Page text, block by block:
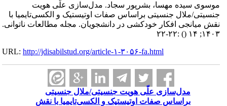
موسوی سیده مهسا، بشرپور سجاد. مدل‌سازی علّی هویت
جنسیتی/ملال جنسیتی براساس صفات اوتیستیک و الکسی‌تایمیا با
نقش میانجی افکار خودکشی در دانشجویان. مجله مطالعات ناتوانی.
۱۴۰۳; ۱۴
() :۲۲-۲۲
URL:http://jdisabilstud.org/article-۱-۳۰۵۶-fa.html
مدل‌سازی علّی هویت جنسیتی/ملال جنسیتی
براساس صفات اوتیستیک و الکسی‌تایمیا با نقش